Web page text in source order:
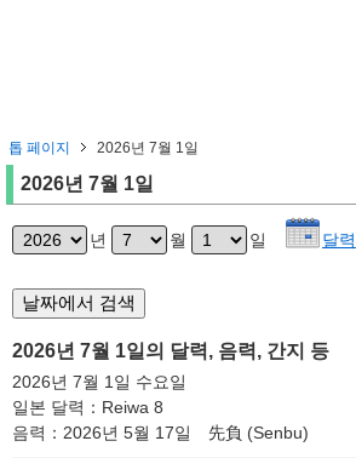
톱 페이지 2026년 7월 1일
2026년 7월 1일
년 월 일 달력
2026년 7월 1일의 달력, 음력, 간지 등
2026년 7월 1일 수요일
일본 달력：Reiwa 8
음력：2026년 5월 17일 先負 (Senbu)